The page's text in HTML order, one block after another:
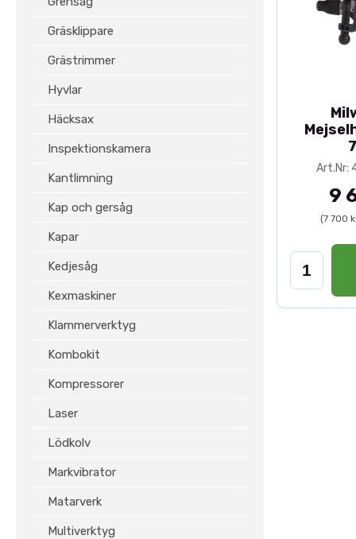
Gräsklippare
Grästrimmer
Hyvlar
Häcksax
Inspektionskamera
Kantlimning
Kap och gersåg
Kapar
Kedjesåg
Kexmaskiner
Klammerverktyg
Kombokit
Kompressorer
Laser
Lödkolv
Markvibrator
Matarverk
Multiverktyg
Art.Nr:
9
(7 700